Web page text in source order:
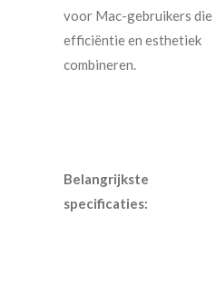
voor Mac-gebruikers die
efficiëntie en esthetiek
combineren.
Belangrijkste
specificaties: